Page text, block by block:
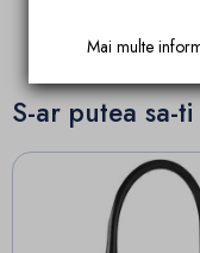
S-ar putea sa-
Mai multe